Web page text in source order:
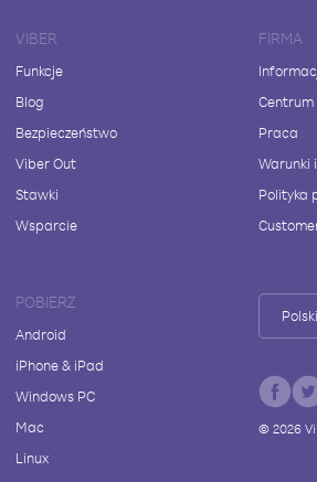
VIBER
Funkcje
Blog
Bezpieczeństwo
Viber Out
Stawki
Wsparcie
FIRMA
Praca
Warunki
Polityka
POBIERZ
Android
iPhone & iPad
Windows PC
Mac
Linux
Polski
© 2026